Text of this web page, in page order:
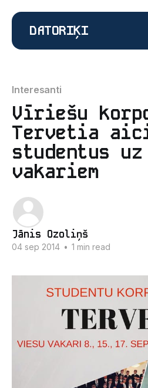
DATORIĶI
Interesanti
Vīriešu
Tervetia
studentus
vakariem
Jānis Ozoliņš
04 sep 2014 • 1 min read